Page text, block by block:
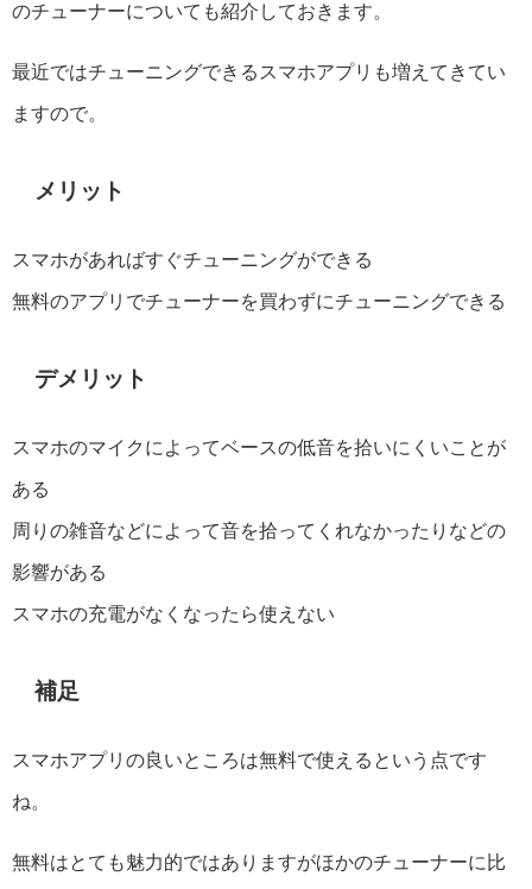
のチューナーについても紹介しておきます。
最近ではチューニングできるスマホアプリも増えてきてい
ますので。
メリット
スマホがあればすぐチューニングができる
無料のアプリでチューナーを買わずにチューニングできる
デメリット
スマホのマイクによってベースの低音を拾いにくいことが
ある
周りの雑音などによって音を拾ってくれなかったりなどの
影響がある
スマホの充電がなくなったら使えない
補足
スマホアプリの良いところは無料で使えるという点です
ね。
無料はとても魅力的ではありますがほかのチューナーに比